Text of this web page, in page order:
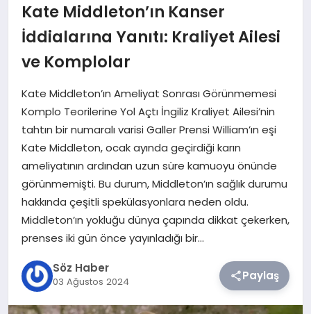
EKONOMI
EĞITIM
SAĞLIK
DÜNYA
TEKNOLOJI
SIYASET
YAŞAM
Kate Middleton’ın Kanser
İddialarına Yanıtı: Kraliyet Ailesi
ve Komplolar
Kate Middleton’ın Ameliyat Sonrası Görünmemesi
Komplo Teorilerine Yol Açtı İngiliz Kraliyet Ailesi’nin
tahtın bir numaralı varisi Galler Prensi William’ın eşi
Kate Middleton, ocak ayında geçirdiği karın
ameliyatının ardından uzun süre kamuoyu önünde
görünmemişti. Bu durum, Middleton’ın sağlık durumu
hakkında çeşitli spekülasyonlara neden oldu.
Middleton’ın yokluğu dünya çapında dikkat çekerken,
prenses iki gün önce yayınladığı bir…
Söz Haber
03 Ağustos 2024 Paylaş